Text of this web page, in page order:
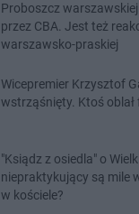
Proboszcz
przez CBA. Jest też
warszawsko-praskiej
Wicepremier Krzysztof
wstrząśnięty. Ktoś
"Ksiądz z osiedla" o
niepraktykujący są mile
w kościele?